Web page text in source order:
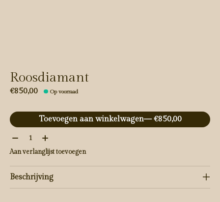
Roosdiamant
€850,00 Op voorraad
Toevoegen aan winkelwagen
— €850,00
Aantal:
Aan verlanglijst toevoegen
Beschrijving